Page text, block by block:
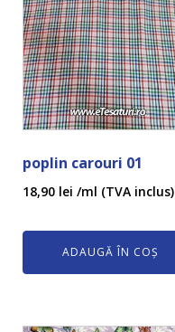
poplin carouri 01
18,90 lei /ml (TVA inclus)
ADAUGĂ ÎN COȘ